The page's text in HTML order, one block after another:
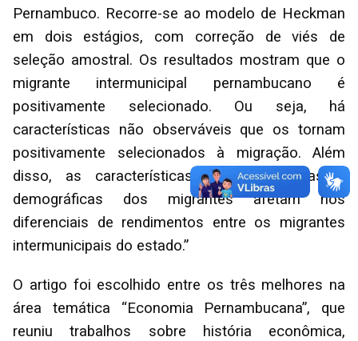
Pernambuco. Recorre-se ao modelo de Heckman
em dois estágios, com correção de viés de
seleção amostral. Os resultados mostram que o
migrante intermunicipal pernambucano é
positivamente selecionado. Ou seja, há
características não observáveis que os tornam
positivamente selecionados à migração. Além
disso, as características socioeconômicas e
demográficas dos migrantes afetam nos
diferenciais de rendimentos entre os migrantes
intermunicipais do estado.”
O artigo foi escolhido entre os três melhores na
área temática “Economia Pernambucana”, que
reuniu trabalhos sobre história econômica,